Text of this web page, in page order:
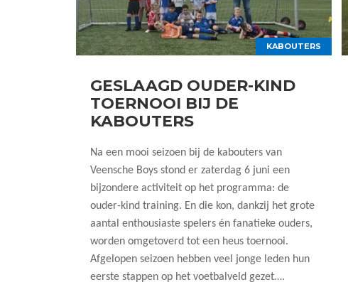
KABOUTERS
GESLAAGD OUDER-KIND
TOERNOOI BIJ DE
KABOUTERS
Na een mooi seizoen bij de kabouters van
Veensche Boys stond er zaterdag 6 juni een
bijzondere activiteit op het programma: de
ouder-kind training. En die kon, dankzij het grote
aantal enthousiaste spelers én fanatieke ouders,
worden omgetoverd tot een heus toernooi.
Afgelopen seizoen hebben veel jonge leden hun
eerste stappen op het voetbalveld gezet….